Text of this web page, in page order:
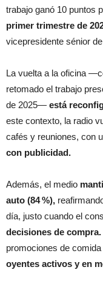
trabajo ganó 10 puntos
primer trimestre de
vicepresidente sénior
La vuelta a la oficina
retomado el trabajo
de 2025— está
este contexto, la radio
cafés y reuniones, con
con publicidad.
Además, el medio
auto (84 %),
día, justo cuando el
decisiones de compra.
promociones de
oyentes activos y en